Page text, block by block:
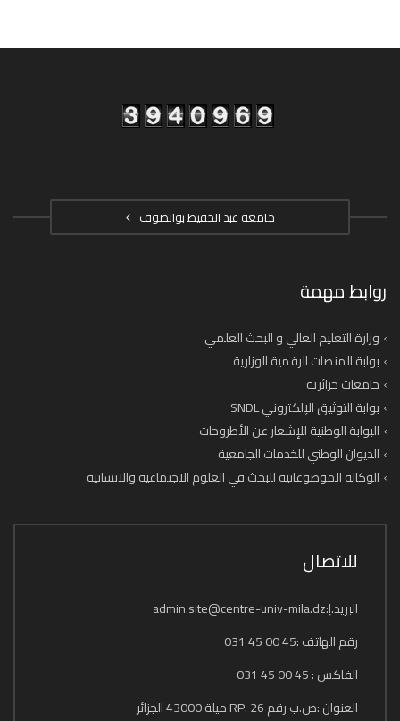
جامعة عبد الحفيظ بوالصوف
روابط مهمة
وزارة التعليم العالي و البحث العلمي
بوابة المنصات الرقمية الوزارية
جامعات جزائرية
بوابة التوثيق الإلكتروني SNDL
البوابة الوطنية للإشعار عن الأطروحات
الديوان الوطني للخدمات الجامعية
الوكالة الموضوعاتية للبحث في العلوم الاجتماعية والانسانية
للاتصال
البريد.إ:admin.site@centre-univ-mila.dz
رقم الهاتف :45 00 45 031
الفاكس : 45 00 45 031
العنوان :ص.ب رقم 26 .RP ميلة 43000 الجزائر